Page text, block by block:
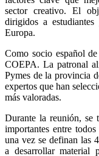
sector creativo. El
dirigidos a
Europa.
Como socio español
COEPA. La patronal
Pymes de la provincia
expertos que han
más valoradas.
Durante la reunión, se
importantes entre
una vez se definan las
a desarrollar material